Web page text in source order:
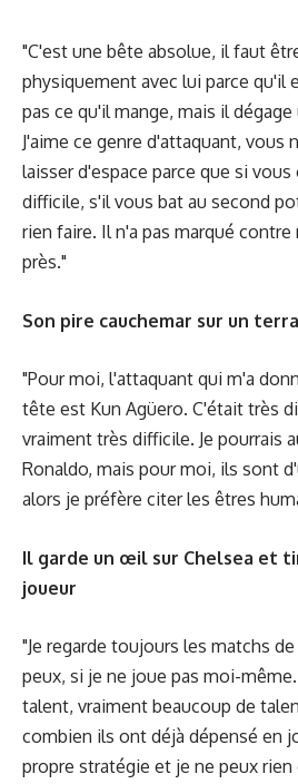
"C'est une bête absolue, il faut
physiquement avec lui parce qu'il
pas ce qu'il mange, mais il
J'aime ce genre d'attaquant, vous
laisser d'espace parce que si
difficile, s'il vous bat au second
rien faire. Il n'a pas marqué
près."
Son pire cauchemar sur un
"Pour moi, l'attaquant qui m'a
tête est Kun Agüero. C'était très
vraiment très difficile. Je pourrais
Ronaldo, mais pour moi, ils sont
alors je préfère citer les êtres
Il garde un œil sur Chelsea et
joueur
"Je regarde toujours les matchs
peux, si je ne joue pas moi-
talent, vraiment beaucoup de
combien ils ont déjà dépensé en
propre stratégie et je ne peux rien